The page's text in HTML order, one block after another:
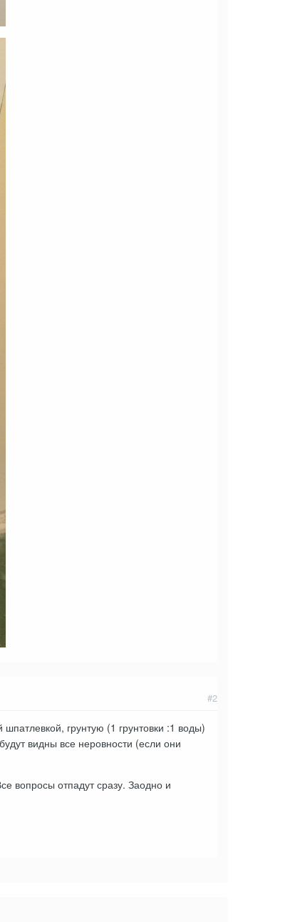
#2
грунтую (1 грунтовки :1 воды)
видны все неровности (если они
вопросы отпадут сразу. Заодно и